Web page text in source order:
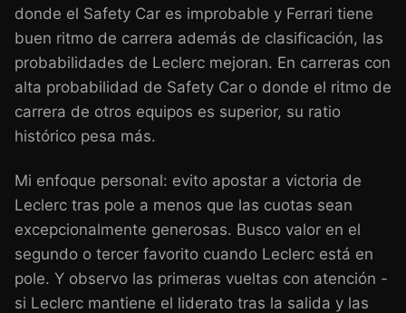
donde el Safety Car es improbable y Ferrari tiene
buen ritmo de carrera además de clasificación, las
probabilidades de Leclerc mejoran. En carreras con
alta probabilidad de Safety Car o donde el ritmo de
carrera de otros equipos es superior, su ratio
histórico pesa más.
Mi enfoque personal: evito apostar a victoria de
Leclerc tras pole a menos que las cuotas sean
excepcionalmente generosas. Busco valor en el
segundo o tercer favorito cuando Leclerc está en
pole. Y observo las primeras vueltas con atención -
si Leclerc mantiene el liderato tras la salida y las